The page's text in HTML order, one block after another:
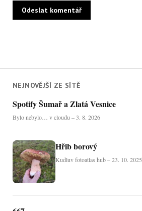
NEJNOVĚJŠÍ ZE SÍTĚ
Spotify Šumař a Zlatá Vesnice
Bylo nebylo… v cloudu – 3. 8. 2026
Hřib borový
Kudluv fotoatlas hub – 23. 10. 2025